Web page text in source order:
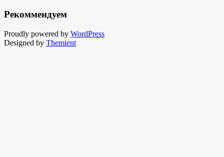
Рекоммендуем
Proudly powered by WordPress
Designed by Themient